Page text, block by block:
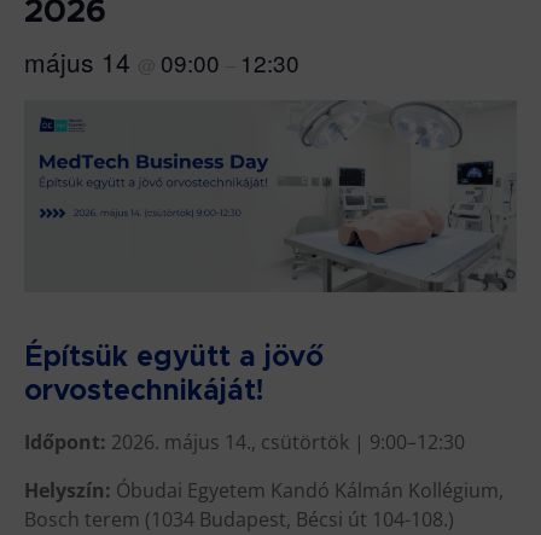
2026
május 14 09:00 12:30
Építsük együtt a jövő
orvostechnikáját!
Időpont: 2026. május 14., csütörtök | 9:00–12:30
Helyszín: Óbudai Egyetem Kandó Kálmán Kollégium,
Bosch terem (1034 Budapest, Bécsi út 104-108.)